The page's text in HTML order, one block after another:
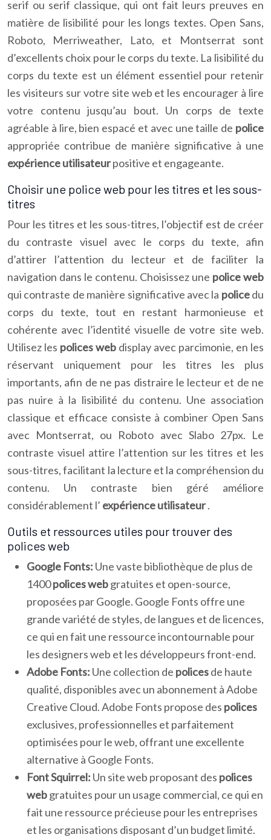
serif ou serif classique, qui ont fait leurs preuves en
matière de lisibilité pour les longs textes. Open Sans,
Roboto, Merriweather, Lato, et Montserrat sont
d’excellents choix pour le corps du texte. La lisibilité du
corps du texte est un élément essentiel pour retenir
les visiteurs sur votre site web et les encourager à lire
votre contenu jusqu’au bout. Un corps de texte
agréable à lire, bien espacé et avec une taille de police
appropriée contribue de manière significative à une
expérience utilisateurpositive et engageante.
Choisir une police web pour les titres et les sous-
titres
Pour les titres et les sous-titres, l’objectif est de créer
du contraste visuel avec le corps du texte, afin
d’attirer l’attention du lecteur et de faciliter la
navigation dans le contenu. Choisissez une police web
qui contraste de manière significative avec la policedu
corps du texte, tout en restant harmonieuse et
cohérente avec l’identité visuelle de votre site web.
Utilisez les polices web display avec parcimonie, en les
réservant uniquement pour les titres les plus
importants, afin de ne pas distraire le lecteur et de ne
pas nuire à la lisibilité du contenu. Une association
classique et efficace consiste à combiner Open Sans
avec Montserrat, ou Roboto avec Slabo 27px. Le
contraste visuel attire l’attention sur les titres et les
sous-titres, facilitant la lecture et la compréhension du
contenu. Un contraste bien géré améliore
considérablement l’ expérience utilisateur.
Outils et ressources utiles pour trouver des
polices web
Google Fonts: Une vaste bibliothèque de plus de
1400polices webgratuites et open-source,
proposées par Google. Google Fonts offre une
grande variété de styles, de langues et de licences,
ce qui en fait une ressource incontournable pour
les designers web et les développeurs front-end.
Adobe Fonts: Une collection de policesde haute
qualité, disponibles avec un abonnement à Adobe
Creative Cloud. Adobe Fonts propose des polices
exclusives, professionnelles et parfaitement
optimisées pour le web, offrant une excellente
alternative à Google Fonts.
Font Squirrel: Un site web proposant des polices
webgratuites pour un usage commercial, ce qui en
fait une ressource précieuse pour les entreprises
et les organisations disposant d’un budget limité.